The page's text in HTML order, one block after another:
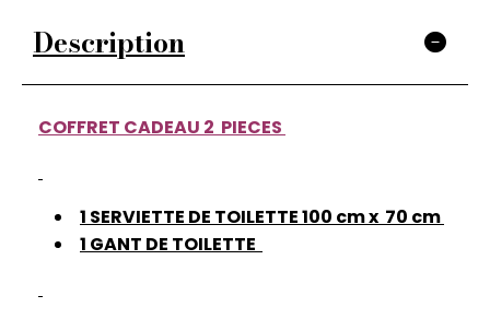
Description
COFFRET CADEAU 2 PIECES
1 SERVIETTE DE TOILETTE 100 cm x 70 cm
1 GANT DE TOILETTE